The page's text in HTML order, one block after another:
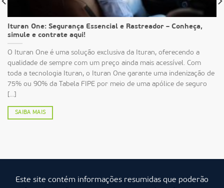
Ituran One: Segurança Essencial e Rastreador – Conheça,
simule e contrate aqui!
O Ituran One é uma solução exclusiva da Ituran, oferecendo a
qualidade de sempre com um preço ainda mais acessível. Com
toda a tecnologia Ituran, o Ituran One garante uma indenização de
75% ou 90% da Tabela FIPE por meio de uma apólice de seguro
[...]
SAIBA MAIS
Este site contém informações resumidas que poderão